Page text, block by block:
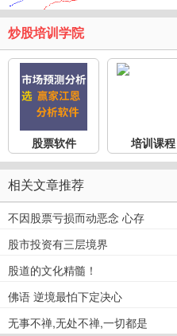
炒股培训学院
股票软件 培训课程
相关文章推荐
不因股票亏损而动恶念 心存
股市投资有三层境界
股道的文化精髓！
佛语 逆境最怕下定决心
无事不禅,无处不禅,一切都是